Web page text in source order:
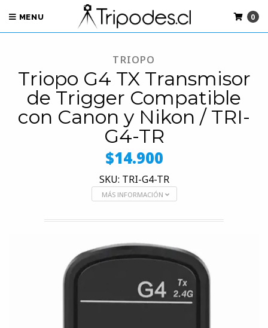
MENU 0
TRIOPO
Triopo G4 TX Transmisor
de Trigger Compatible
con Canon y Nikon / TRI-
G4-TR
$14.900
SKU: TRI-G4-TR
MÁS INFORMACIÓN